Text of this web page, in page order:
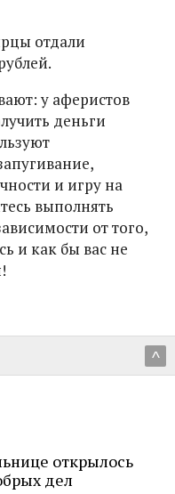
отдали
у аферистов
деньги
и игру на
выполнять
от того,
и как бы вас не
^
открылось
дел